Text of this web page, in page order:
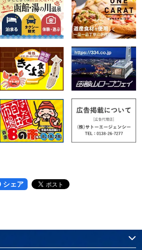
シェア